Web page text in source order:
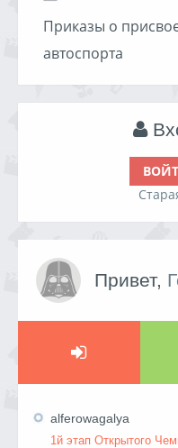
Приказы о
автоспорта
Привет,
alferowagalya
1й этап Открытого